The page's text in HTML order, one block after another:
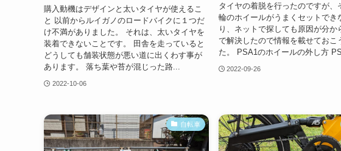
購入動機はデザインと太いタイヤが使えるこ
と 以前からルイガノのロードバイクに１つだ
け不満がありました。 それは、太いタイヤを
装着できないことです。 田舎を走っていると
どうしても舗装状態が悪い道に出くわす事が
あります。 落ち葉や苔が混じった路...
2022-10-06
タイヤの着脱を行ったのですが、
輪のホイールがうまくセットでき
り、ネットで探しても原因が分か
で解決したので情報を載せておこ
た。 PSA1のホイールの外し方
2022-09-26
自転車